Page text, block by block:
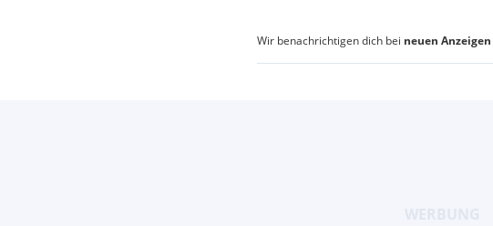
Wir benachrichtigen dich bei neuen Anzeigen